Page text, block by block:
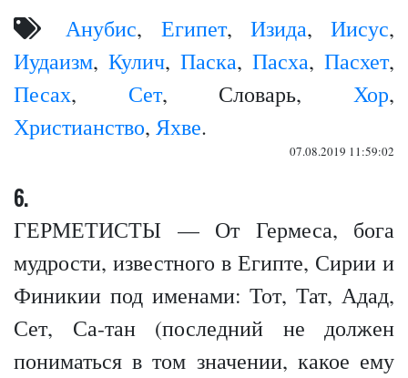
Анубис, Египет, Изида, Иисус,
Иудаизм, Кулич, Паска, Пасха, Пасхет,
Песах, Сет, Словарь,Хор,
Христианство, Яхве.
07.08.2019 11:59:02
6.
ГЕРМЕТИСТЫ — От Гермеса, бога
мудрости, известного в Египте, Сирии и
Финикии под именами: Тот, Тат, Адад,
Сет, Са-тан (последний не должен
пониматься в том значении, какое ему